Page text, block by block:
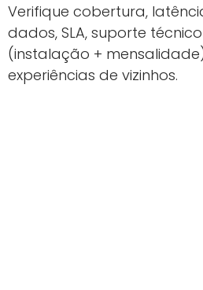
Verifique cobertura,
dados, SLA, suporte
(instalação +
experiências de vizinhos.